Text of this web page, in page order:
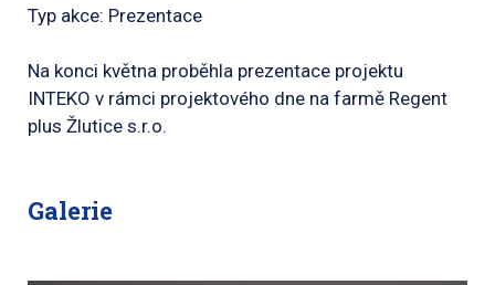
Typ akce: Prezentace
Na konci května proběhla prezentace projektu
INTEKO v rámci projektového dne na farmě Regent
plus Žlutice s.r.o.
Galerie